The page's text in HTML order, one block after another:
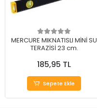
MERCURE MIKNATISLI MİNİ SU
TERAZİSİ 23 cm.
185,95 TL
Sepete Ekle